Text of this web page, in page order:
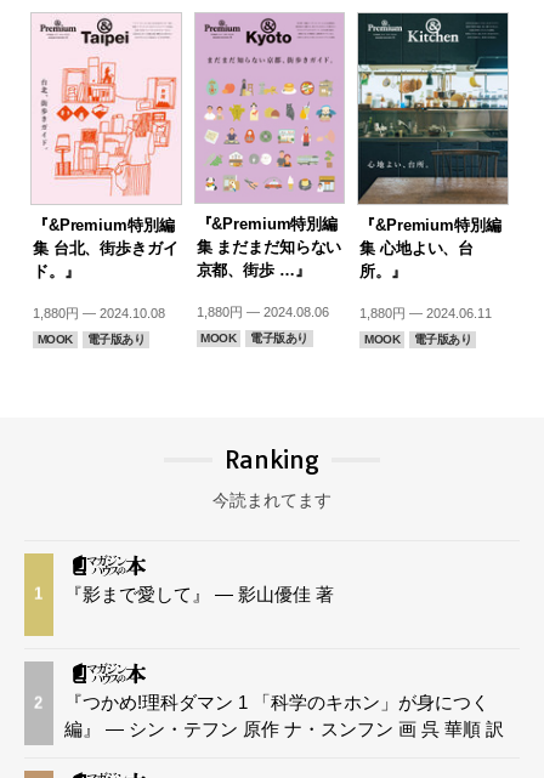
『&Premium特別編
集 台北、街歩きガイ
ド。』
1,880円 — 2024.10.08
MOOK 電子版あり
『&Premium特別編
集 まだまだ知らない
京都、街歩 …』
1,880円 — 2024.08.06
MOOK 電子版あり
『&Premium特別編
集 心地よい、台
所。』
1,880円 — 2024.06.11
MOOK 電子版あり
Ranking
今読まれてます
1 『影まで愛して』 — 影山優佳 著
2
『つかめ!理科ダマン 1 「科学のキホン」が身につく
編』 — シン・テフン 原作 ナ・スンフン 画 呉 華順 訳